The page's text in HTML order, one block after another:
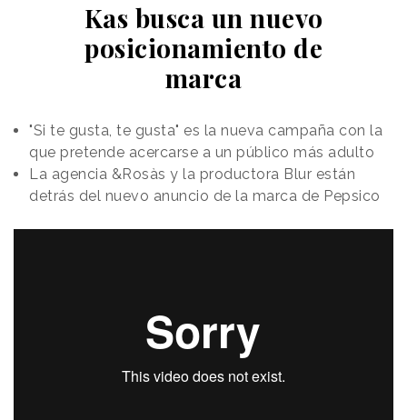
Kas busca un nuevo
posicionamiento de
marca
"Si te gusta, te gusta" es la nueva campaña con la
que pretende acercarse a un público más adulto
La agencia &Rosàs y la productora Blur están
detrás del nuevo anuncio de la marca de Pepsico